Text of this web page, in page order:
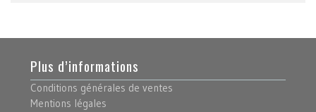
Plus d’informations
Conditions générales de ventes
Mentions légales